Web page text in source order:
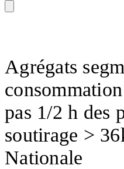
Agrégats
pas 1/2 h des
soutirage >
Nationale